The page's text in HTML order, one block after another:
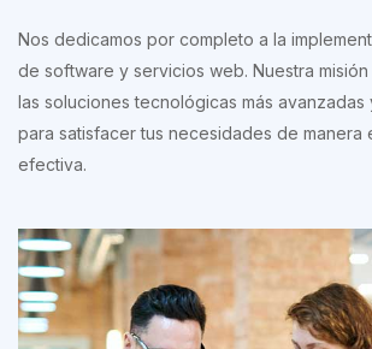
Nos dedicamos por completo a la
de software y servicios web. Nuestra
las soluciones tecnológicas más avanzadas
para satisfacer tus necesidades de manera
efectiva.